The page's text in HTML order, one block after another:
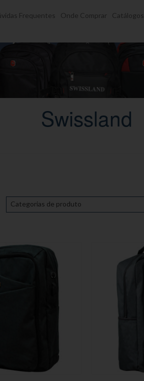
Frequentes Onde Comprar Catálogos
Swissland
Categorias de produto